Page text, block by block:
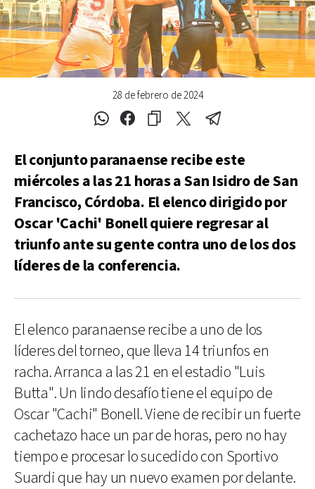
28 de febrero de 2024
El conjunto paranaense recibe este
miércoles a las 21 horas a San Isidro de San
Francisco, Córdoba. El elenco dirigido por
Oscar 'Cachi' Bonell quiere regresar al
triunfo ante su gente contra uno de los dos
líderes de la conferencia.
El elenco paranaense recibe a uno de los
líderes del torneo, que lleva 14 triunfos en
racha. Arranca a las 21 en el estadio "Luis
Butta". Un lindo desafío tiene el equipo de
Oscar "Cachi" Bonell. Viene de recibir un fuerte
cachetazo hace un par de horas, pero no hay
tiempo e procesar lo sucedido con Sportivo
Suardi que hay un nuevo examen por delante.